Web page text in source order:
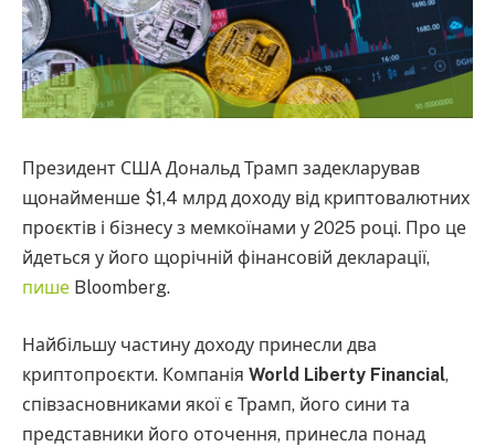
Президент США Дональд Трамп задекларував
щонайменше $1,4 млрд доходу від криптовалютних
проєктів і бізнесу з мемкоїнами у 2025 році. Про це
йдеться у його щорічній фінансовій декларації,
пише Bloomberg.
Найбільшу частину доходу принесли два
криптопроєкти. Компанія World Liberty Financial,
співзасновниками якої є Трамп, його сини та
представники його оточення, принесла понад